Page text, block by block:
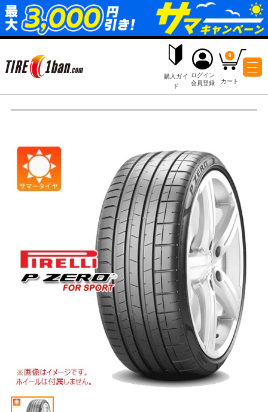
購入ガイ
ド
ログイン